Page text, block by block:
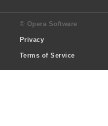
© Opera Software
Privacy
Terms of Service